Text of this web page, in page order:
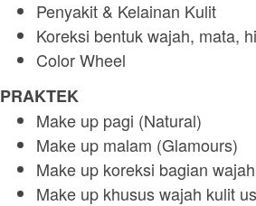
Penyakit & Kelainan Kulit
Koreksi bentuk wajah, mata,
Color Wheel
PRAKTEK
Make up pagi (Natural)
Make up malam (Glamours)
Make up koreksi bagian
Make up khusus wajah kulit